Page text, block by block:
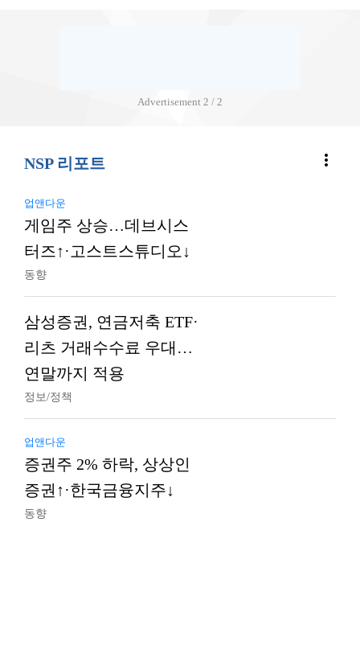
Advertisement 2 / 2
NSP 리포트 more_vert
업앤다운
게임주 상승…데브시스
터즈↑·고스트스튜디오↓
동향
삼성증권, 연금저축 ETF·
리츠 거래수수료 우대…
연말까지 적용
정보/정책
업앤다운
증권주 2% 하락, 상상인
증권↑·한국금융지주↓
동향